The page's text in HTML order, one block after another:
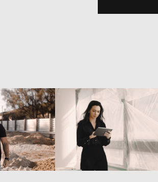
-
Simone Velho
Arquitetura -
Acompanhamento de
Obra